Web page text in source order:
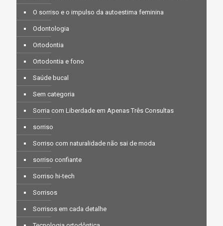
O sorriso e o impulso da autoestima feminina
Odontologia
Ortodontia
Ortodontia e fono
Saúde bucal
Sem categoria
Sorria com Liberdade em Apenas Três Consultas
sorriso
Sorriso com naturalidade não sai de moda
sorriso confiante
Sorriso hi-tech
Sorrisos
Sorrisos em cada detalhe